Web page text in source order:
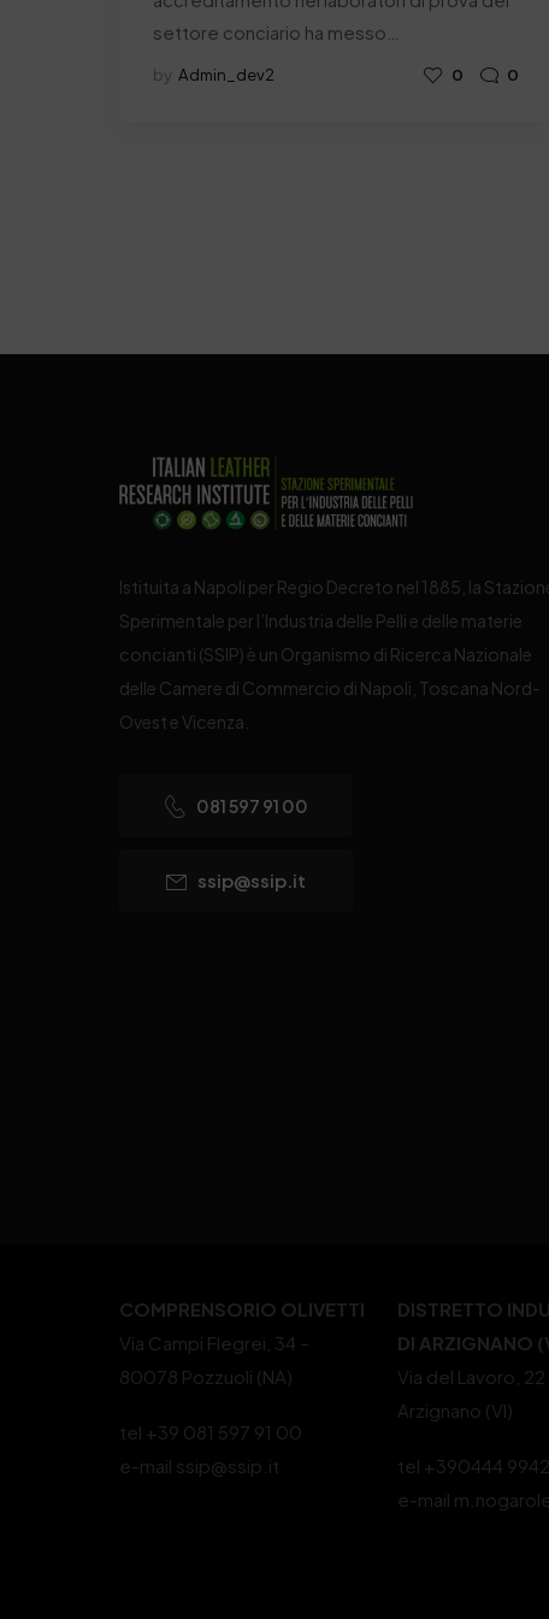
settore conciario ha messo…
by Admin_dev2 0 0
Istituita a Napoli per Regio Decreto nel 1885, la
Sperimentale per l’Industria delle Pelli e delle materie
concianti (SSIP) è un Organismo di Ricerca Nazionale
delle Camere di Commercio di Napoli, Toscana Nord-
Ovest e Vicenza.
081 597 91 00
ssip@ssip.it
COMPRENSORIO OLIVETTI
Via Campi Flegrei, 34 –
80078 Pozzuoli (NA)
tel +39 081 597 91 00
e-mail ssip@ssip.it
DISTRETTO
DI ARZIGNANO
Via del Lavoro,
Arzignano (VI)
tel +390444
e-mail